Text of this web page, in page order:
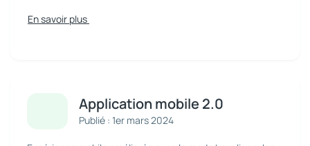
En savoir plus
Application mobile 2.0
Publié : 1er mars 2024